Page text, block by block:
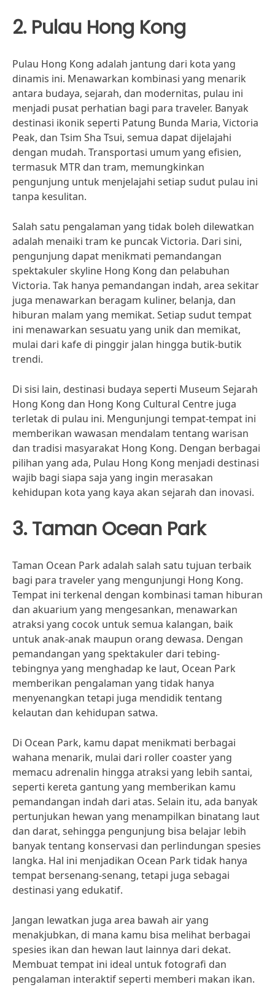
2. Pulau Hong Kong
Pulau Hong Kong adalah jantung dari kota yang
dinamis ini. Menawarkan kombinasi yang menarik
antara budaya, sejarah, dan modernitas, pulau ini
menjadi pusat perhatian bagi para traveler. Banyak
destinasi ikonik seperti Patung Bunda Maria, Victoria
Peak, dan Tsim Sha Tsui, semua dapat dijelajahi
dengan mudah. Transportasi umum yang efisien,
termasuk MTR dan tram, memungkinkan
pengunjung untuk menjelajahi setiap sudut pulau ini
tanpa kesulitan.
Salah satu pengalaman yang tidak boleh dilewatkan
adalah menaiki tram ke puncak Victoria. Dari sini,
pengunjung dapat menikmati pemandangan
spektakuler skyline Hong Kong dan pelabuhan
Victoria. Tak hanya pemandangan indah, area sekitar
juga menawarkan beragam kuliner, belanja, dan
hiburan malam yang memikat. Setiap sudut tempat
ini menawarkan sesuatu yang unik dan memikat,
mulai dari kafe di pinggir jalan hingga butik-butik
trendi.
Di sisi lain, destinasi budaya seperti Museum Sejarah
Hong Kong dan Hong Kong Cultural Centre juga
terletak di pulau ini. Mengunjungi tempat-tempat ini
memberikan wawasan mendalam tentang warisan
dan tradisi masyarakat Hong Kong. Dengan berbagai
pilihan yang ada, Pulau Hong Kong menjadi destinasi
wajib bagi siapa saja yang ingin merasakan
kehidupan kota yang kaya akan sejarah dan inovasi.
3. Taman Ocean Park
Taman Ocean Park adalah salah satu tujuan terbaik
bagi para traveler yang mengunjungi Hong Kong.
Tempat ini terkenal dengan kombinasi taman hiburan
dan akuarium yang mengesankan, menawarkan
atraksi yang cocok untuk semua kalangan, baik
untuk anak-anak maupun orang dewasa. Dengan
pemandangan yang spektakuler dari tebing-
tebingnya yang menghadap ke laut, Ocean Park
memberikan pengalaman yang tidak hanya
menyenangkan tetapi juga mendidik tentang
kelautan dan kehidupan satwa.
Di Ocean Park, kamu dapat menikmati berbagai
wahana menarik, mulai dari roller coaster yang
memacu adrenalin hingga atraksi yang lebih santai,
seperti kereta gantung yang memberikan kamu
pemandangan indah dari atas. Selain itu, ada banyak
pertunjukan hewan yang menampilkan binatang laut
dan darat, sehingga pengunjung bisa belajar lebih
banyak tentang konservasi dan perlindungan spesies
langka. Hal ini menjadikan Ocean Park tidak hanya
tempat bersenang-senang, tetapi juga sebagai
destinasi yang edukatif.
Jangan lewatkan juga area bawah air yang
menakjubkan, di mana kamu bisa melihat berbagai
spesies ikan dan hewan laut lainnya dari dekat.
Membuat tempat ini ideal untuk fotografi dan
pengalaman interaktif seperti memberi makan ikan.